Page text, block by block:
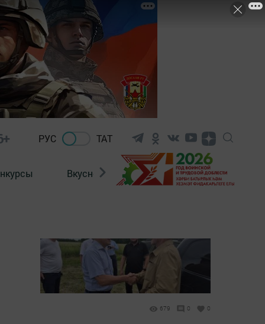
РУС ТАТ
Вкусности Фотогалерея
679 0 0